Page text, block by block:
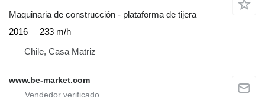
Maquinaria de construcción - plataforma de tijera
2016
233 m/h
Chile, Casa Matriz
www.be-market.com